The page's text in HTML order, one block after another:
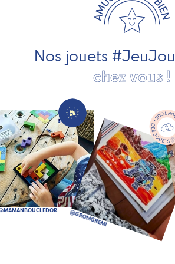
pour les jeunes enfants, des jeux
société, des jouets d'imitation, des
Nos jouets
chez vous !